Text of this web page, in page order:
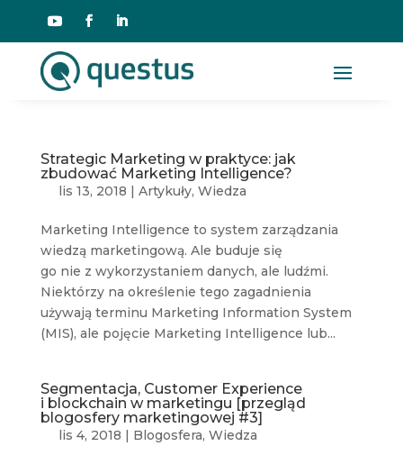
Strategic Marketing w praktyce: jak
zbudować Marketing Intelligence?
lis 13, 2018 | Artykuły, Wiedza
Marketing Intelligence to system zarządzania
wiedzą marketingową. Ale buduje się
go nie z wykorzystaniem danych, ale ludźmi.
Niektórzy na określenie tego zagadnienia
używają terminu Marketing Information System
(MIS), ale pojęcie Marketing Intelligence lub...
Segmentacja, Customer Experience
i blockchain w marketingu [przegląd
blogosfery marketingowej #3]
lis 4, 2018 | Blogosfera, Wiedza